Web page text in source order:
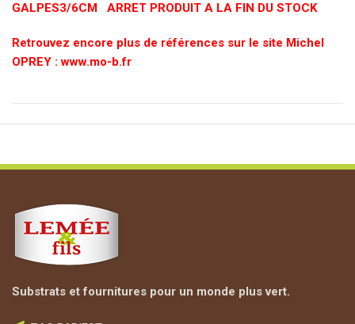
GALPES3/6CM ARRET PRODUIT A LA FIN DU STOCK
Retrouvez encore plus de références sur le site Michel
OPREY : www.mo-b.fr
Substrats et fournitures pour un monde plus vert.